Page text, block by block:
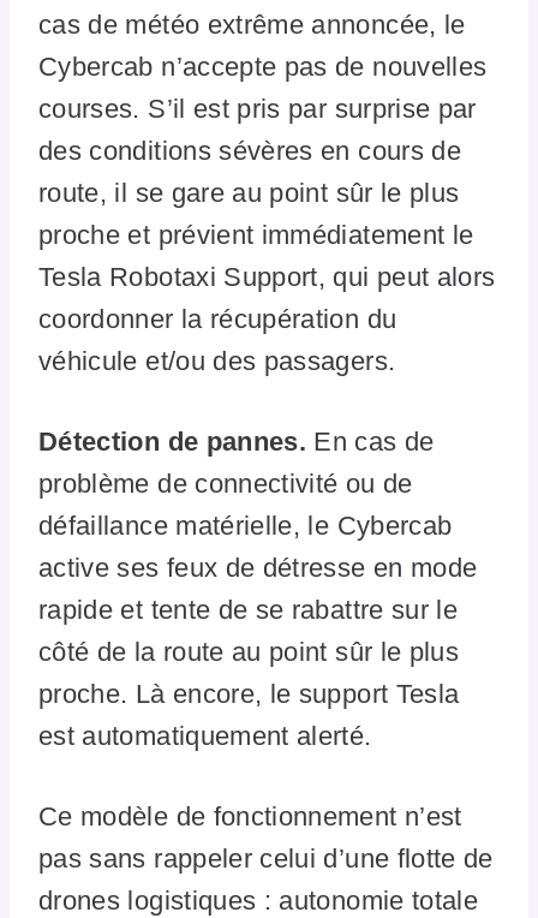
cas de météo extrême annoncée, le
Cybercab n’accepte pas de nouvelles
courses. S’il est pris par surprise par
des conditions sévères en cours de
route, il se gare au point sûr le plus
proche et prévient immédiatement le
Tesla Robotaxi Support, qui peut alors
coordonner la récupération du
véhicule et/ou des passagers.
Détection de pannes. En cas de
problème de connectivité ou de
défaillance matérielle, le Cybercab
active ses feux de détresse en mode
rapide et tente de se rabattre sur le
côté de la route au point sûr le plus
proche. Là encore, le support Tesla
est automatiquement alerté.
Ce modèle de fonctionnement n’est
pas sans rappeler celui d’une flotte de
drones logistiques : autonomie totale